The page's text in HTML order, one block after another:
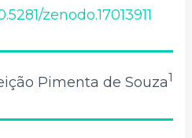
zenodo.17013911
Pimenta de Souza1